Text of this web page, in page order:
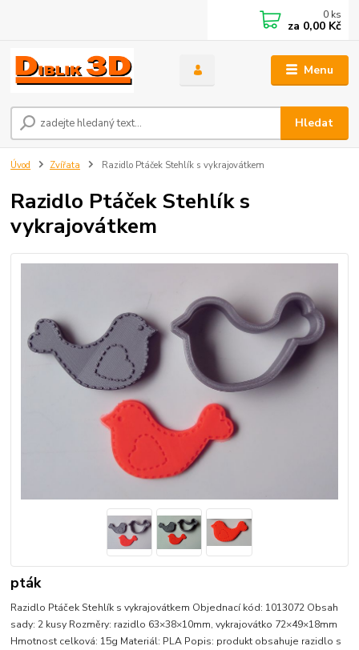
Menu
Hledat
0 ks
za 0,00 Kč
Úvod Zvířata Razidlo Ptáček Stehlík s vykrajovátkem
Razidlo Ptáček Stehlík s
vykrajovátkem
pták
Razidlo Ptáček Stehlík s vykrajovátkem Objednací kód: 1013072 Obsah
sady: 2 kusy Rozměry: razidlo 63×38×10mm, vykrajovátko 72×49×18mm
Hmotnost celková: 15g Materiál: PLA Popis: produkt obsahuje razidlo s